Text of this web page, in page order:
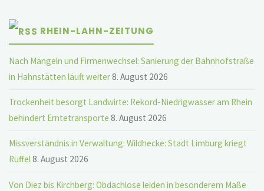
RHEIN-LAHN-ZEITUNG
Nach Mängeln und Firmenwechsel: Sanierung der Bahnhofstraße
in Hahnstätten läuft weiter8. August 2026
Trockenheit besorgt Landwirte: Rekord-Niedrigwasser am Rhein
behindert Erntetransporte 8. August 2026
Missverständnis in Verwaltung: Wildhecke: Stadt Limburg kriegt
Rüffel8. August 2026
Von Diez bis Kirchberg: Obdachlose leiden in besonderem Maße